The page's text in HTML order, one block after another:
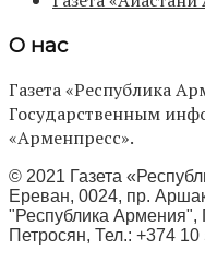
О нас
Газета «Республика
Государственным
«Арменпресс».
© 2021 Газета
Ереван, 0024, пр.
"Республика Армения",
Петросян, Тел.: +374